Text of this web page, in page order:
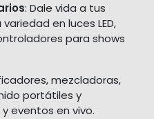
: Dale vida a tus
en luces LED,
para shows
mezcladoras,
portátiles y
eventos en vivo.